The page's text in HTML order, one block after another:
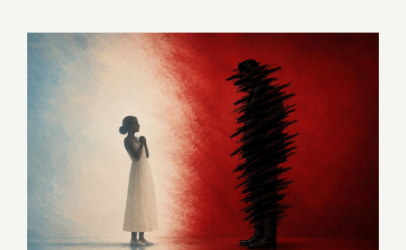
Privacy van daders: wanneer
beschermt de wet de verkeerde
persoon?